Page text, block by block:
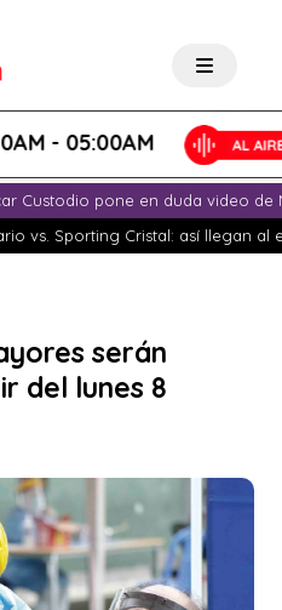
- 05:00AM
Custodio pone en duda video de
vs. Sporting Cristal: así llegan al
serán
del lunes 8